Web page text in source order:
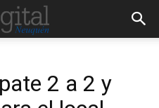
2 a 2 y